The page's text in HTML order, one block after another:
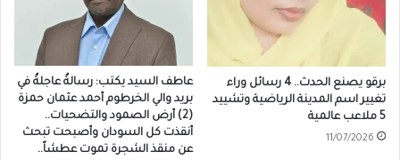
برقو يصنع الحدث.. 4 رسائل وراء
تغيير اسم المدينة الرياضية وتشييد
5 ملاعب عالمية
11/07/2026
عاطف السيد يكتب: رسالةٌ عاجلةٌ في
بريد والي الخرطوم أحمد عثمان حمزة
(2) أرض الصمود والتضحيات..
أنقذت كل السودان وأصبحت تبحث
عن منقذ الشجرة تموت عطشاً..